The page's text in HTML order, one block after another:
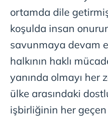
ortamda dile
koşulda insan
savunmaya devam
halkının haklı
yanında olmayı her
ülke arasındaki
işbirliğinin her